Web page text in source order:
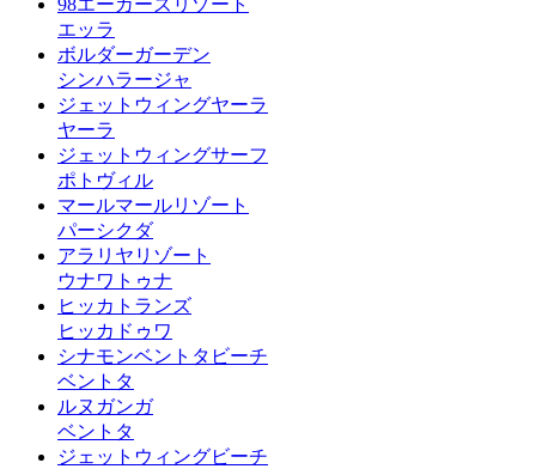
98エーカーズリゾート
エッラ
ボルダーガーデン
シンハラージャ
ジェットウィングヤーラ
ヤーラ
ジェットウィングサーフ
ポトヴィル
マールマールリゾート
パーシクダ
アラリヤリゾート
ウナワトゥナ
ヒッカトランズ
ヒッカドゥワ
シナモンベントタビーチ
ベントタ
ルヌガンガ
ベントタ
ジェットウィングビーチ